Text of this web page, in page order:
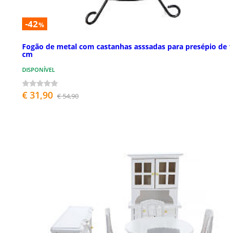
-42%
Fogão de metal com castanhas asssadas para presépio de
cm
DISPONÍVEL
€ 31,90 € 54,90